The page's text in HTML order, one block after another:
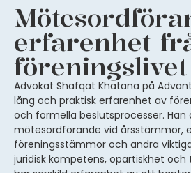
erfarenhet
föreningslivet
Advokat Shafqat Khatana på
lång och praktisk erfarenhet av
och formella beslutsprocesser.
mötesordförande vid årsstämmor,
föreningsstämmor och andra
juridisk kompetens, opartiskhet och